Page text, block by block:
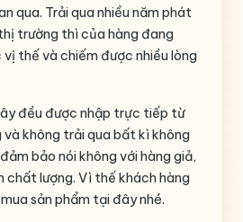
qua. Trải qua nhiều năm phát
trường thì của hàng đang
thế và chiếm được nhiều lòng
đều được nhập trực tiếp từ
và không trải qua bất kì không
bảo nói không với hàng giả,
chất lượng. Vì thế khách hàng
sản phẩm tại đây nhé.